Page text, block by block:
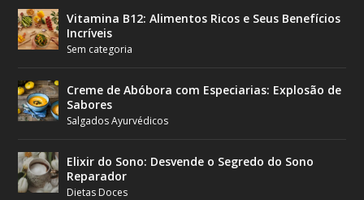
Vitamina B12: Alimentos Ricos e Seus Benefícios
Incríveis
Sem categoria
Creme de Abóbora com Especiarias: Explosão de
Sabores
Salgados Ayurvédicos
Elixir do Sono: Desvende o Segredo do Sono
Reparador
Dietas Doces